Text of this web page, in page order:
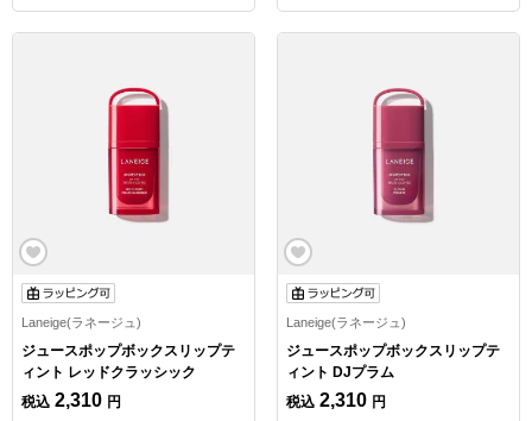
Laneige(ラネージュ)
ジュースポップボックスリップテ
ィント レッドクラッシック
税込 2,310 円
Laneige(ラネージュ)
ジュースポップボックスリップテ
ィント DJプラム
税込 2,310 円